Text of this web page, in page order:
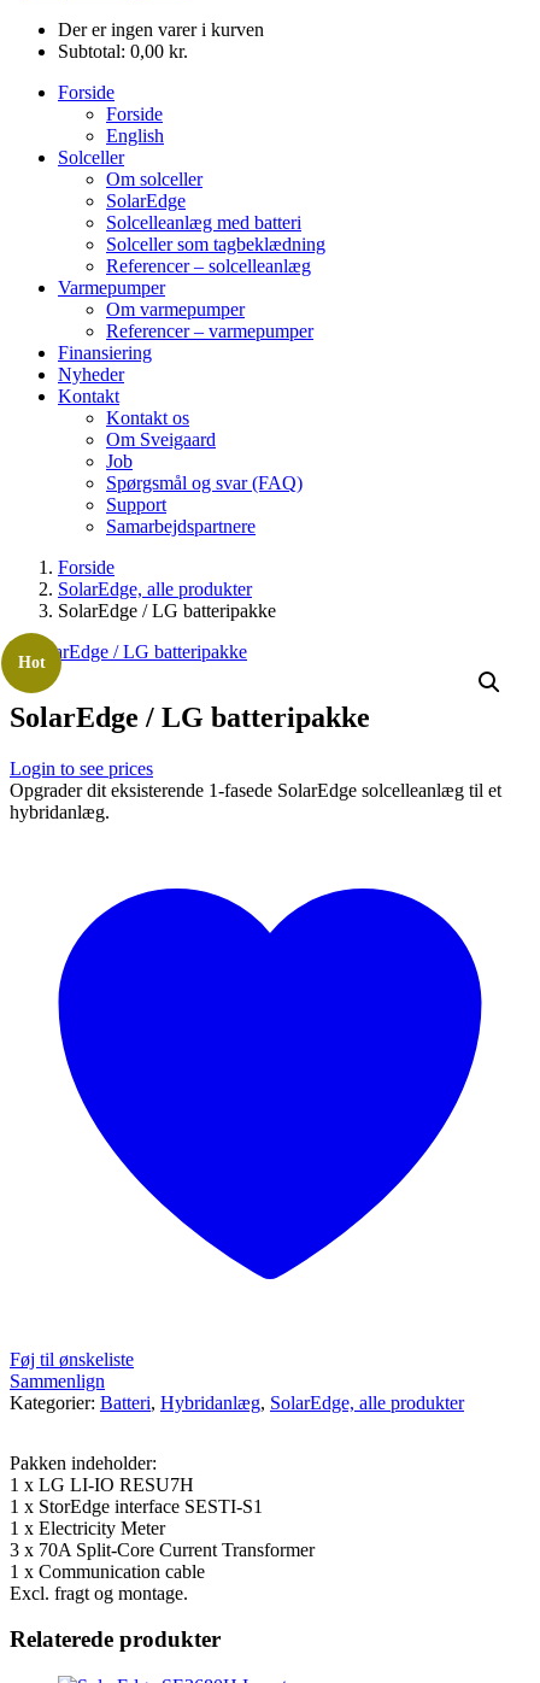
Der er ingen varer i kurven
Subtotal: 0,00 kr.
Forside
Forside
English
Solceller
Om solceller
SolarEdge
Solcelleanlæg med batteri
Solceller som tagbeklædning
Referencer – solcelleanlæg
Varmepumper
Om varmepumper
Referencer – varmepumper
Finansiering
Nyheder
Kontakt
Kontakt os
Om Sveigaard
Job
Spørgsmål og svar (FAQ)
Support
Samarbejdspartnere
Forside
SolarEdge, alle produkter
SolarEdge / LG batteripakke
Hot
SolarEdge / LG batteripakke
Login to see prices
Opgrader dit eksisterende 1-fasede SolarEdge solcelleanlæg til et
hybridanlæg.
Føj til ønskeliste
Sammenlign
Kategorier: Batteri, Hybridanlæg, SolarEdge, alle produkter
Pakken indeholder:
1 x LG LI-IO RESU7H
1 x StorEdge interface SESTI-S1
1 x Electricity Meter
3 x 70A Split-Core Current Transformer
1 x Communication cable
Excl. fragt og montage.
Relaterede produkter